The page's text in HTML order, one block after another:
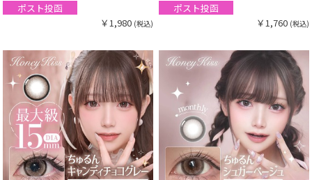
ポスト投函
￥1,980 (税込)
ポスト投函
￥1,760 (税込)